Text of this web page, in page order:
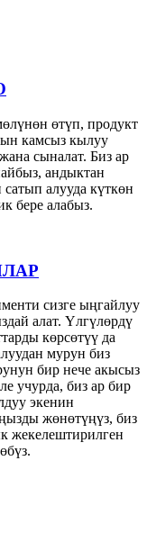
өтүп, продукт
камсыз кылуу
сыналат. Биз ар
андыктан
алууда күткөн
бере алабыз.
сизге ыңгайлуу
алат. Үлгүлөрдү
көрсөтүү да
мурун биз
бир нече акысыз
учурда, биз ар бир
экенин
жөнөтүңүз, биз
жекелештирилген